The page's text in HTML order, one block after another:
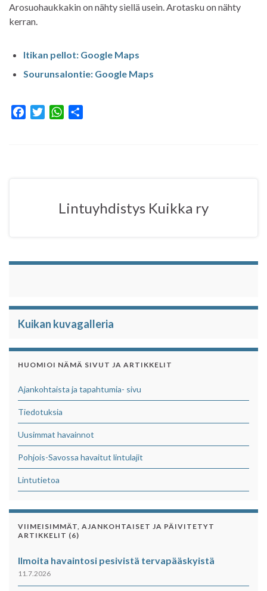
Arosuohaukkakin on nähty siellä usein. Arotasku on nähty
kerran.
Itikan pellot: Google Maps
Sourunsalontie: Google Maps
W
p
Lintuyhdistys Kuikka ry
Kuikan kuvagalleria
HUOMIOI NÄMÄ SIVUT JA ARTIKKELIT
Ajankohtaista ja tapahtumia- sivu
Tiedotuksia
Uusimmat havainnot
Pohjois-Savossa havaitut lintulajit
Lintutietoa
VIIMEISIMMÄT, AJANKOHTAISET JA PÄIVITETYT
ARTIKKELIT (6)
Ilmoita havaintosi pesivistä tervapääskyistä
11.7.2026